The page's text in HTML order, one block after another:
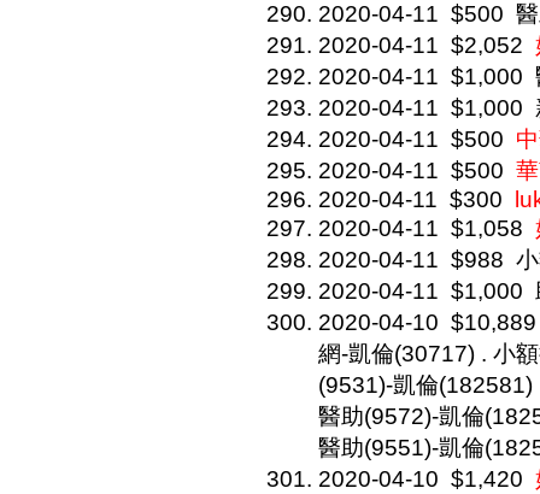
2020-04-11 $500
2020-04-11 $2,052
2020-04-11 $1,000
2020-04-11 $1,000
2020-04-11 $500
2020-04-11 $500
2020-04-11 $300
2020-04-11 $1,058
2020-04-11 $988
2020-04-11 $1,000
2020-04-10 $10,889
網-凱倫(30717) . 小
(9531)-凱倫
醫助(9572)-凱倫
醫助(9551)-凱倫
2020-04-10 $1,420